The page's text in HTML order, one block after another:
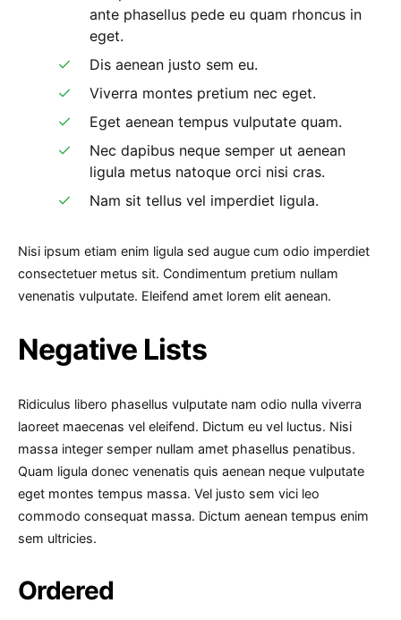
ante phasellus pede eu quam rhoncus in
eget.
Dis aenean justo sem eu.
Viverra montes pretium nec eget.
Eget aenean tempus vulputate quam.
Nec dapibus neque semper ut aenean
ligula metus natoque orci nisi cras.
Nam sit tellus vel imperdiet ligula.
Nisi ipsum etiam enim ligula sed augue cum odio imperdiet
consectetuer metus sit. Condimentum pretium nullam
venenatis vulputate. Eleifend amet lorem elit aenean.
Negative Lists
Ridiculus libero phasellus vulputate nam odio nulla viverra
laoreet maecenas vel eleifend. Dictum eu vel luctus. Nisi
massa integer semper nullam amet phasellus penatibus.
Quam ligula donec venenatis quis aenean neque vulputate
eget montes tempus massa. Vel justo sem vici leo
commodo consequat massa. Dictum aenean tempus enim
sem ultricies.
Ordered